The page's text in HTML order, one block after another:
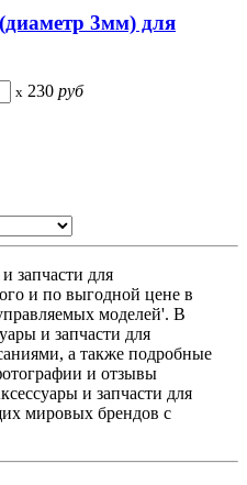
3мм) для
x 230 руб
запчасти для
и по выгодной цене в
моделей'. В
и запчасти для
а также подробные
и отзывы
и запчасти для
мировых брендов с